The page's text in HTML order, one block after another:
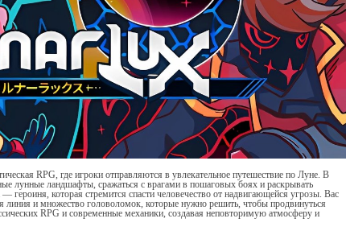
RPG, где игроки отправляются в увлекательное путешествие по Луне. В
лунные ландшафты, сражаться с врагами в пошаговых боях и раскрывать
героиня, которая стремится спасти человечество от надвигающейся угрозы. Вас
линия и множество головоломок, которые нужно решить, чтобы продвинуться
RPG и современные механики, создавая неповторимую атмосферу и